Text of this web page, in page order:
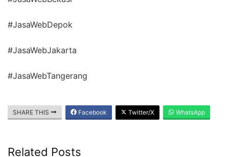
#JasaWebDepok
#JasaWebJakarta
#JasaWebTangerang
SHARE THIS Facebook Twitter/X WhatsApp
Related Posts